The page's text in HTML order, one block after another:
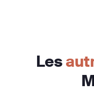
Les